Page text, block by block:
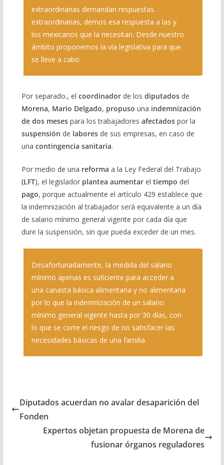
extraordinarias demandan respuestas
extraordinarias, demos esa respuesta a las y
los mexicanos que la necesitan. Desde nuestro
ámbito proponemos la vía legislativa para que
se lleve a cabo.
Por separado., el coordinadorde los diputadosde
Morena, Mario Delgado, propuso una indemnización
de dos meses para los trabajadores afectadospor la
suspensión de laboresde sus empresas, en caso de
una contingencia sanitaria.
Por medio de una reforma a la Ley Federal del Trabajo
(LFT), el legisladorplantea aumentarel tiempo del
pago, porque actualmente el artículo 429 establece que
la indemnización al trabajador será equivalente a un día
de salario mínimo general vigente por cada día que
dure la suspensión, sin que pueda exceder de un mes.
Desafortunadamente, la medida del salario
mínimo apenas es suficiente para acceder a
una canasta básica alimentaria y no alimentaria
por lo que la indemnización de un salario
mínimo general vigente hasta por 30 días, con
lo que se corre el riesgo de no satisfacer las
necesidades básicas de una familia.
Diputados acuerdan no avalar desaparición del
Fonden
Expertos objetan propuesta de Morena de
fusionar órganos reguladores